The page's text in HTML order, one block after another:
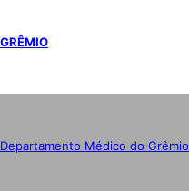
GRÊMIO
Departamento Médico do Grêmio